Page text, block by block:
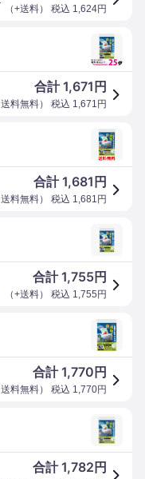
（+送料） 税込 1,624円
合計1,671 円
送料無料） 税込 1,671 円
合計1,681 円
送料無料） 税込 1,681 円
合計1,755円
（+送料） 税込 1,755 円
合計1,770 円
送料無料） 税込 1,770円
合計1,782 円